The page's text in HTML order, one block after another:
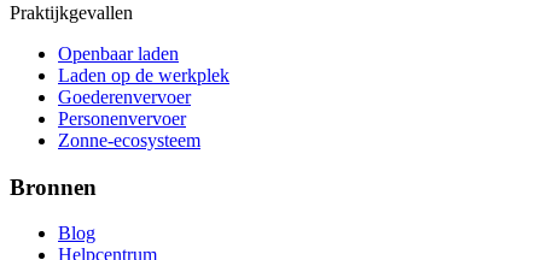
Praktijkgevallen
Openbaar laden
Laden op de werkplek
Goederenvervoer
Personenvervoer
Zonne-ecosysteem
Bronnen
Blog
Helpcentrum